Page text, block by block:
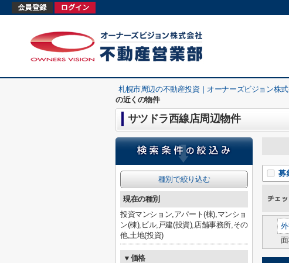
札幌市周辺の不動産投資｜オーナーズビジョン株
の近くの物件
サツドラ西線店周辺物件
募
種別で絞り込む
現在の種別
投資マンション,アパート(棟),マンショ
ン(棟),ビル,戸建(投資),店舗事務所,その
他,土地(投資)
▼価格